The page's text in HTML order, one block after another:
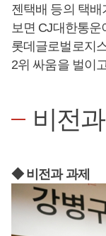
젠택배 등의 택
보면 CJ대한통
롯데글로벌로지
2위 싸움을 벌이
비전
◆ 비전과 과제